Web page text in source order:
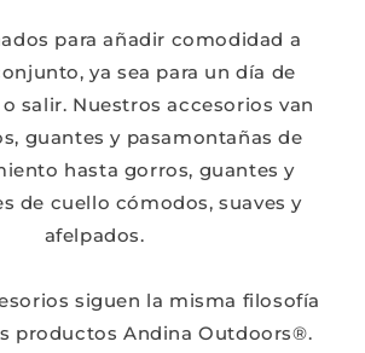
para añadir comodidad a
ya sea para un día de
salir. Nuestros accesorios van
guantes y pasamontañas de
hasta gorros, guantes y
de cuello cómodos, suaves y
afelpados.
siguen la misma filosofía
productos Andina Outdoors®.